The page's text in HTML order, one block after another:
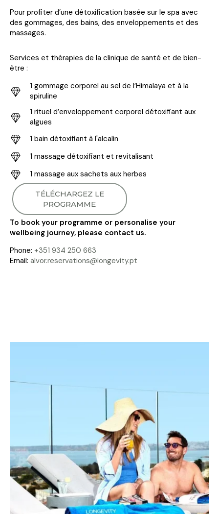
Pour profiter d’une détoxification basée sur le spa avec
des gommages, des bains, des enveloppements et des
massages.
Services et thérapies de la clinique de santé et de bien-
être :
1 gommage corporel au sel de l’Himalaya et à la
spiruline
1 rituel d’enveloppement corporel détoxifiant aux
algues
1 bain détoxifiant à l'alcalin
1 massage détoxifiant et revitalisant
1 massage aux sachets aux herbes
TÉLÉCHARGEZ LE
PROGRAMME
To book your programme or personalise your
wellbeing journey, please contact us.
Phone: +351 934 250 663
Email: alvor.reservations@longevity.pt